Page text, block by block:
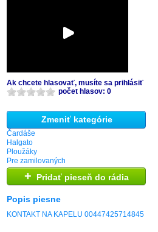
Ak chcete hlasovať, musíte sa prihlásiť
počet hlasov: 0
Zmeniť kategórie
Čardáše
Halgato
Ploužáky
Pre zamilovaných
+ Pridať pieseň do rádia
Popis piesne
KONTAKT NA KAPELU 00447425714845